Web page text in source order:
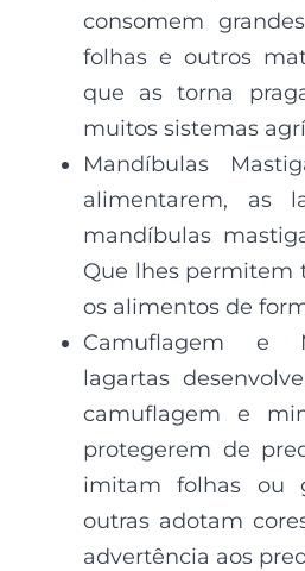
consomem
folhas e outros
que as torna
muitos sistemas
Mandíbulas
alimentarem, as
mandíbulas
Que lhes permitem
os alimentos de
Camuflagem e
lagartas
camuflagem e
protegerem de
imitam folhas ou
outras adotam
advertência aos